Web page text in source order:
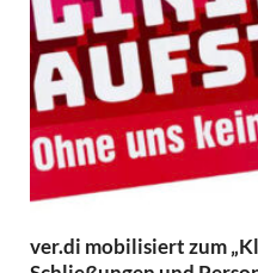
ver.di mobilisiert zum